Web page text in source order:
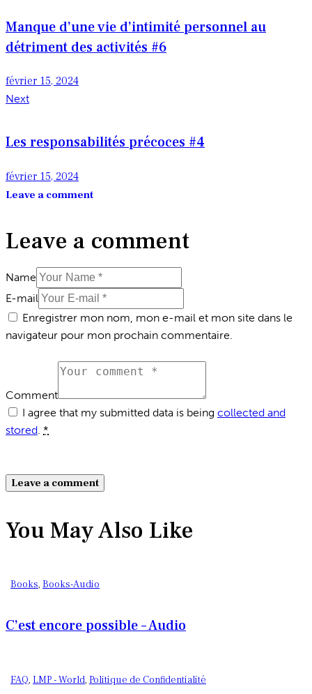
de
l’article
Manque d’une vie d’intimité personnel au
détriment des activités #6
février 15, 2024
Next
Les responsabilités précoces #4
février 15, 2024
Leave a comment
Leave a comment
Name
E-mail
Enregistrer mon nom, mon e-mail et mon site dans le
navigateur pour mon prochain commentaire.
Comment
I agree that my submitted data is being collected and
stored. *
You May Also Like
Books, Books-Audio
C’est encore possible – Audio
FAQ, LMP - World, Politique de Confidentialité